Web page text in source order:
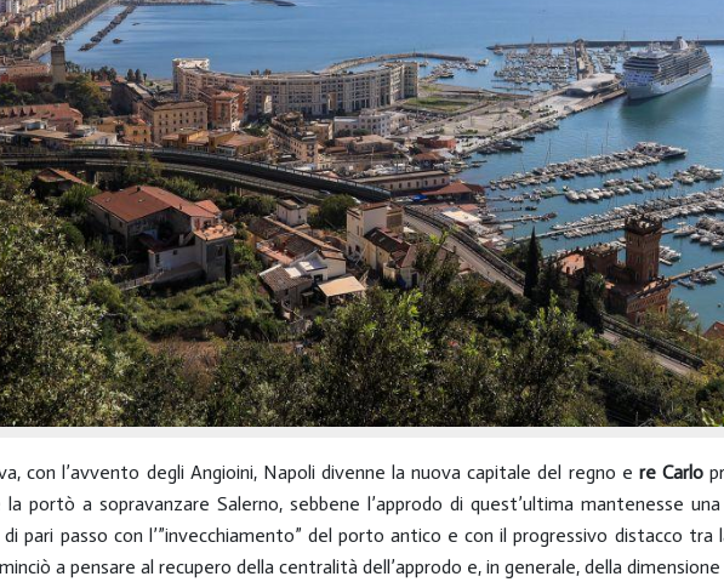
con l’avvento degli Angioini, Napoli divenne la nuova capitale del regno e re Carlo
la portò a sopravanzare Salerno, sebbene l’approdo di quest’ultima mantenesse
pari passo con l’”invecchiamento” del porto antico e con il progressivo distacco
a pensare al recupero della centralità dell’approdo e, in generale, della